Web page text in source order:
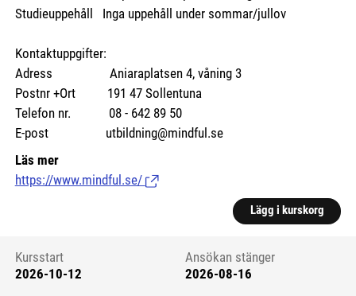
Studieuppehåll Inga uppehåll under sommar/jullov
Kontaktuppgifter:
Adress Aniaraplatsen 4, våning 3
Postnr +Ort 191 47 Sollentuna
Telefon nr. 08 - 642 89 50
E-post utbildning@mindful.se
Läs mer
https://www.mindful.se/ (Länk till extern sida.)
Lägg i kurskorg
Kursstart 6224103
Kursstart
2026-10-12
Ansökan stänger
2026-08-16